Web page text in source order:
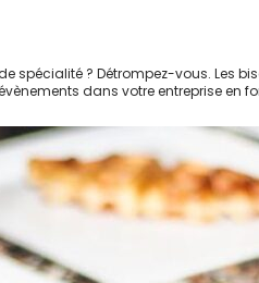
? Détrompez-vous. Les
dans votre entreprise en